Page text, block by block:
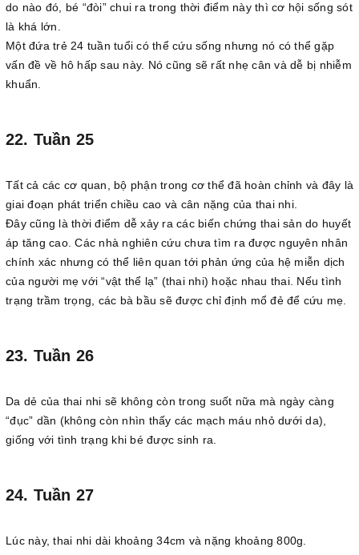
do nào đó, bé “đòi” chui ra trong thời điểm này thì cơ hội sống sót
là khá lớn.
Một đứa trẻ 24 tuần tuổi có thể cứu sống nhưng nó có thể gặp
vấn đề về hô hấp sau này. Nó cũng sẽ rất nhẹ cân và dễ bị nhiễm
khuẩn.
22. Tuần 25
Tất cả các cơ quan, bộ phận trong cơ thể đã hoàn chỉnh và đây là
giai đoạn phát triển chiều cao và cân nặng của thai nhi.
Đây cũng là thời điểm dễ xảy ra các biến chứng thai sản do huyết
áp tăng cao. Các nhà nghiên cứu chưa tìm ra được nguyên nhân
chính xác nhưng có thể liên quan tới phản ứng của hệ miễn dịch
của người mẹ với “vật thể lạ” (thai nhi) hoặc nhau thai. Nếu tình
trạng trầm trọng, các bà bầu sẽ được chỉ định mổ đẻ để cứu mẹ.
23. Tuần 26
Da dẻ của thai nhi sẽ không còn trong suốt nữa mà ngày càng
“đục” dần (không còn nhìn thấy các mạch máu nhỏ dưới da),
giống với tình trạng khi bé được sinh ra.
24. Tuần 27
Lúc này, thai nhi dài khoảng 34cm và nặng khoảng 800g.